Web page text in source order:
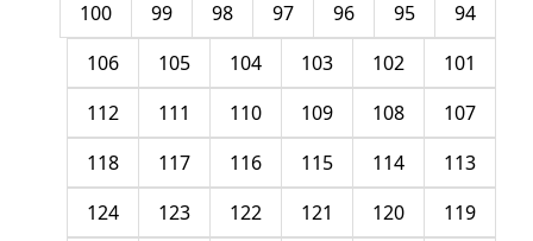
94
95
96
97
98
99
100
101
102
103
104
105
106
107
108
109
110
111
112
113
114
115
116
117
118
119
120
121
122
123
124